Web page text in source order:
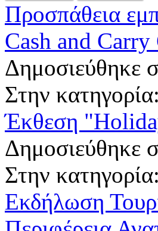
Προσπάθεια
Cash and
Δημοσιεύθηκε
Στην κατηγορία:
Έκθεση
Δημοσιεύθηκε
Στην κατηγορία:
Εκδήλωση